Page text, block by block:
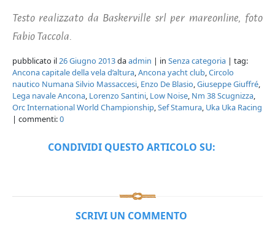
Testo realizzato da Baskerville srl per mareonline, foto
Fabio Taccola.
pubblicato il26 Giugno 2013daadmin | in Senza categoria | tag:
Ancona capitale della vela d’altura,Ancona yacht club,Circolo
nautico Numana Silvio Massaccesi, Enzo De Blasio,Giuseppe Giuffré,
Lega navale Ancona, Lorenzo Santini, Low Noise, Nm 38 Scugnizza,
Orc International World Championship,Sef Stamura, Uka Uka Racing
| commenti:0
CONDIVIDI QUESTO ARTICOLO SU:
SCRIVI UN COMMENTO